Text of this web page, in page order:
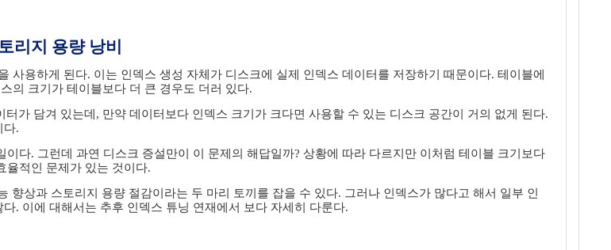
리지 용량 낭비
사용하게 된다. 이는 인덱스 생성 자체가 디스크에 실제 인덱스 데이터를 저장하기 때문이다. 테이블에
의 크기가 테이블보다 더 큰 경우도 더러 있다.
터가 담겨 있는데, 만약 데이터보다 인덱스 크기가 크다면 사용할 수 있는 디스크 공간이 거의 없게 된다.
다.
이다. 그런데 과연 디스크 증설만이 이 문제의 해답일까? 상황에 따라 다르지만 이처럼 테이블 크기보다
율적인 문제가 있는 것이다.
향상과 스토리지 용량 절감이라는 두 마리 토끼를 잡을 수 있다. 그러나 인덱스가 많다고 해서 일부 인
. 이에 대해서는 추후 인덱스 튜닝 연재에서 보다 자세히 다룬다.